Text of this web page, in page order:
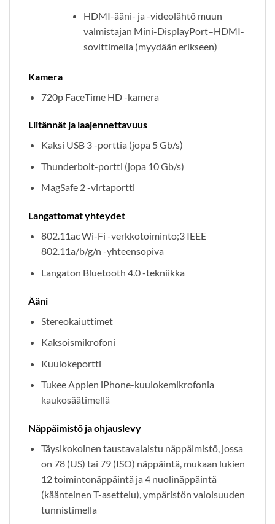
HDMI-ääni- ja -videolähtö muun
valmistajan Mini-DisplayPort–HDMI-
sovittimella (myydään erikseen)
Kamera
720p FaceTime HD -kamera
Liitännät ja laajennettavuus
Kaksi USB 3 -porttia (jopa 5 Gb/s)
Thunderbolt-portti (jopa 10 Gb/s)
MagSafe 2 -virtaportti
Langattomat yhteydet
802.11ac Wi-Fi -verkkotoiminto;3 IEEE
802.11a/b/g/n -yhteensopiva
Langaton Bluetooth 4.0 -tekniikka
Ääni
Stereokaiuttimet
Kaksoismikrofoni
Kuulokeportti
Tukee Applen iPhone-kuulokemikrofonia
kaukosäätimellä
Näppäimistö ja ohjauslevy
Täysikokoinen taustavalaistu näppäimistö, jossa
on 78 (US) tai 79 (ISO) näppäintä, mukaan lukien
12 toimintonäppäintä ja 4 nuolinäppäintä
(käänteinen T-asettelu), ympäristön valoisuuden
tunnistimella